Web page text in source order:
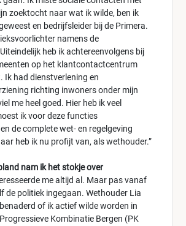
zoektocht naar wat ik wilde, ben ik
en bedrijfsleider bij de Primera.
namens de
heb ik achtereenvolgens bij
op het klantcontactcentrum
Ik had dienstverlening en
richting inwoners onder mijn
me heel goed. Hier heb ik veel
ik voor deze functies
de complete wet- en regelgeving
heb ik nu profijt van, als wethouder.”
nam ik het stokje over
me altijd al. Maar pas vanaf
de politiek ingegaan. Wethouder Lia
of ik actief wilde worden in
Kombinatie Bergen (PK